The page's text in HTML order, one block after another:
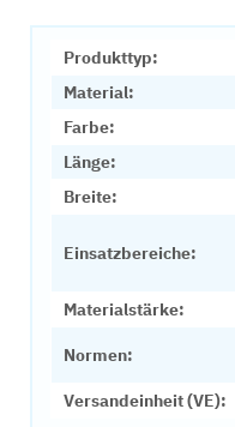
Produkttyp:
Material:
Farbe:
Länge:
Breite:
Einsatzbereiche:
Materialstärke:
Normen:
Versandeinheit (VE):